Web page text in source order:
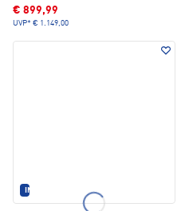
€ 899,99
UVP* € 1.149,00
IM SET ERHÄLTLICH